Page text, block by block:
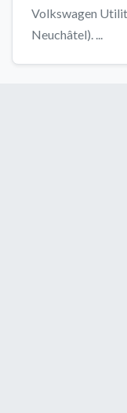
Volkswagen
Neuchâtel). ...